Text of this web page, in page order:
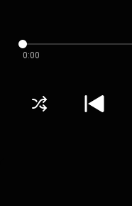
0:00